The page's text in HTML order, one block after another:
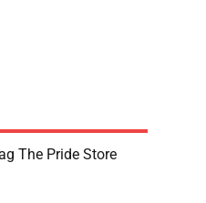
The Pride Store